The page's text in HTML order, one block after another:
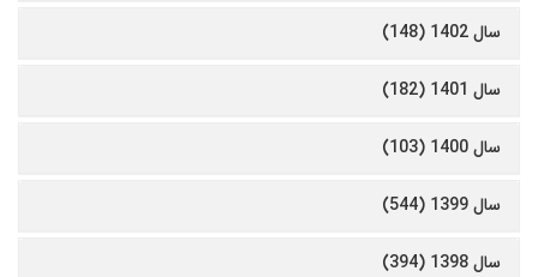
سال 1402 (148)
سال 1401 (182)
سال 1400 (103)
سال 1399 (544)
سال 1398 (394)